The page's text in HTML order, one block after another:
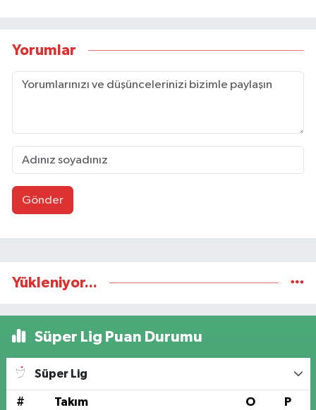
Yorumlar
Gönder
Yükleniyor...
Süper Lig Puan Durumu
Süper Lig
# Takım O P